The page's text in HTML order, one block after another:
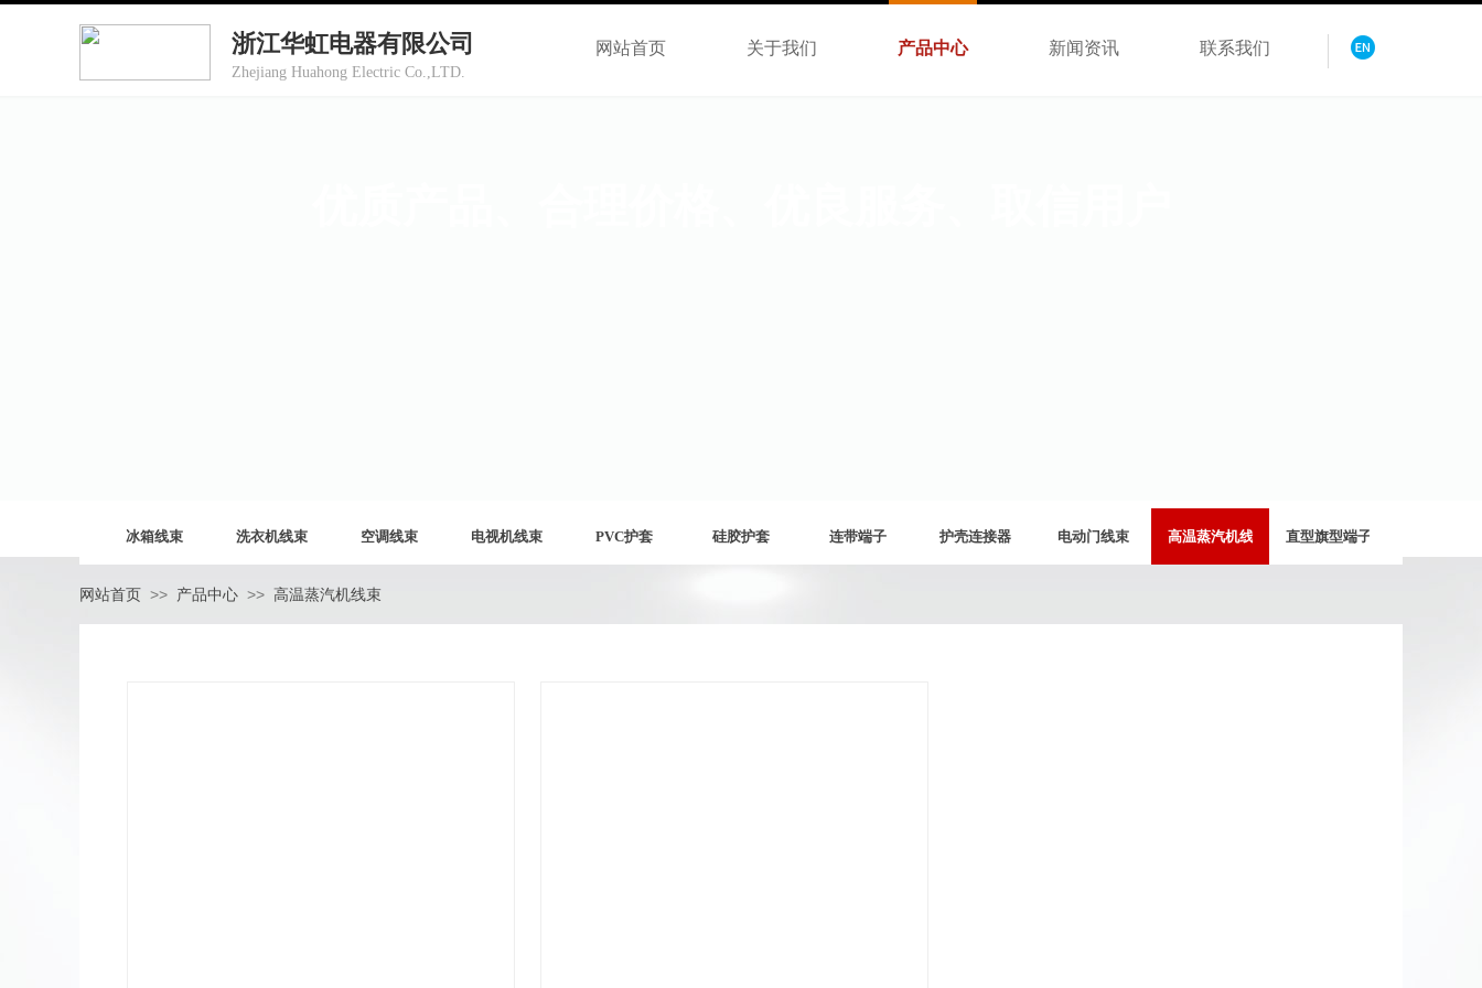
冰箱线束 洗衣机线束 空调线束 电视机线束 PVC护套 硅胶护套 连带端子 护壳连接器 电动门线束 高温蒸汽机线束 直型旗型端子插片
网站首页 >> 产品中心 >> 高温蒸汽机线束
网站首页 关于我们 产品中心 新闻资讯 联系我们
浙江华虹电器有限公司
Zhejiang Huahong Electric Co.,LTD.